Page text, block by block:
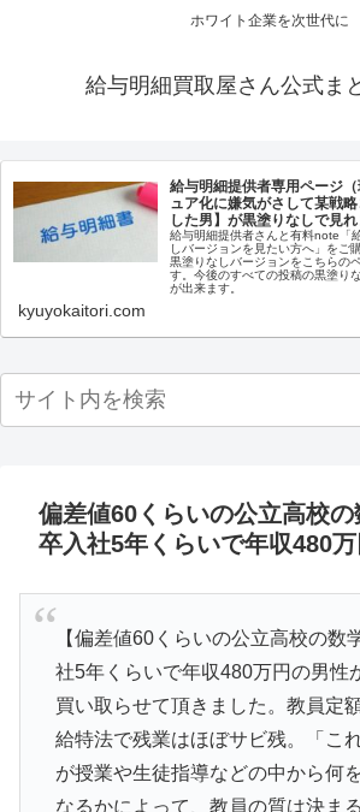
ホワイト企業を次世代に
給与明細買取屋さん公式ま
給与明細提供者専用ページ
ュア化に嫌気がさして某戦
した男】が黒塗りなしで見れ
給与明細提供者さんと有料note「
しバージョンを見たい方へ」をご
黒塗りなしバージョンをこちらの
す。今後のすべての投稿の黒塗り
が出来ます。
kyuyokaitori.com
偏差値60くらいの公立高校
卒入社5年くらいで年収480万
【偏差値60くらいの公立高校の数
社5年くらいで年収480万円の男性
買い取らせて頂きました。教員定
給特法で残業はほぼサビ残。「こ
が授業や生徒指導などの中から何
なるかによって、教員の質は決ま